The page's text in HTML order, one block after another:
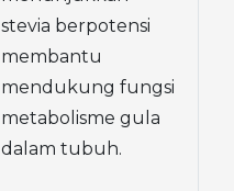
stevia berpotensi
membantu
mendukung fungsi
metabolisme gula
dalam tubuh.